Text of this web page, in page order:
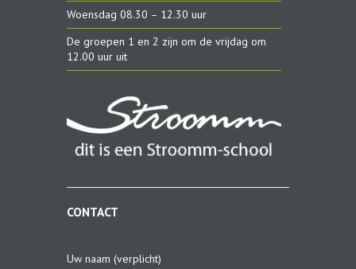
Woensdag 08.30 – 12.30 uur
De groepen 1 en 2 zijn om de vrijdag om
12.00 uur uit
CONTACT
Uw naam (verplicht)